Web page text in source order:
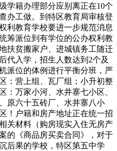
学籍办理部分应别离正在10个
办工做。到特区教育局审核登
利教育学校要进一步规范消息
筹派位到有学位的公办权利教
扶贫搬家户、进城镇务工随迁
代入学，招生人数达到2个及
派位的体例进行平衡分班，严
：营上组、瓦厂组；小升初整
：万家小河、水井寨七小区、
原六十五砖厂、水井寨八小
！户籍和房产地址正在统一招
关材料（购房现实入住无房产
的《商品房买卖合同》，对于
后果的学校，特区第五中学